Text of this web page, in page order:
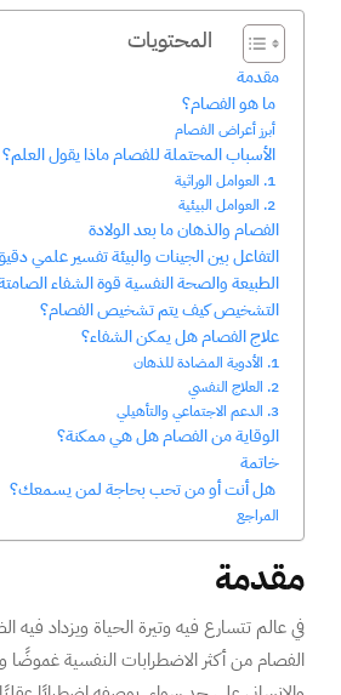
المحتويات
مقدمة
ما هو الفصام؟
أبرز أعراض الفصام
الأسباب المحتملة للفصام ماذا يقول العلم؟
الفصام والذهان ما بعد الولادة
التفاعل بين الجينات والبيئة تفسير علمي
الطبيعة والصحة النفسية قوة الشفاء
التشخيص كيف يتم تشخيص الفصام؟
علاج الفصام هل يمكن الشفاء؟
1. الأدوية المضادة للذهان
2. العلاج النفسي
3. الدعم الاجتماعي والتأهيلي
الوقاية من الفصام هل هي ممكنة؟
خاتمة
هل أنت أو من تحب بحاجة لمن يسمعك؟
المراجع
مقدمة
في عالم تتسارع فيه وتيرة الحياة ويزداد فيه
الفصام من أكثر الاضطرابات النفسية غموضًا